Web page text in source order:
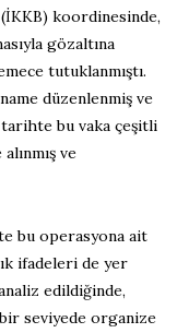
(İKKB) koordinesinde,
gözaltına
tutuklanmıştı.
düzenlenmiş ve
tarihte bu vaka çeşitli
ve
bu operasyona ait
ifadeleri de yer
edildiğinde,
seviyede organize